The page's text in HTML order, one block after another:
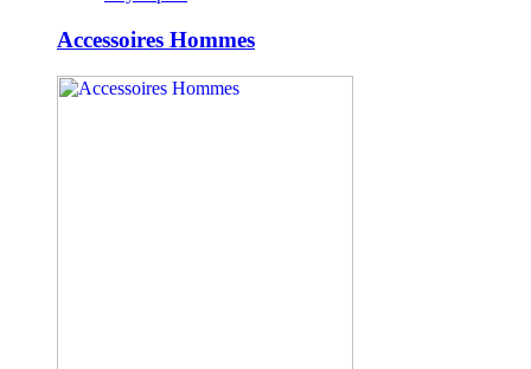
Accessoires Hommes